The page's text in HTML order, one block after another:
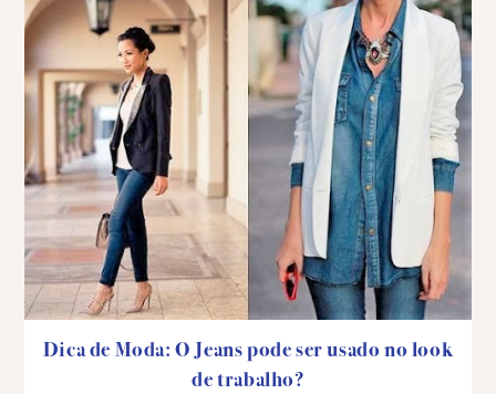
Dica de Moda: O Jeans pode ser usado no look
de trabalho?